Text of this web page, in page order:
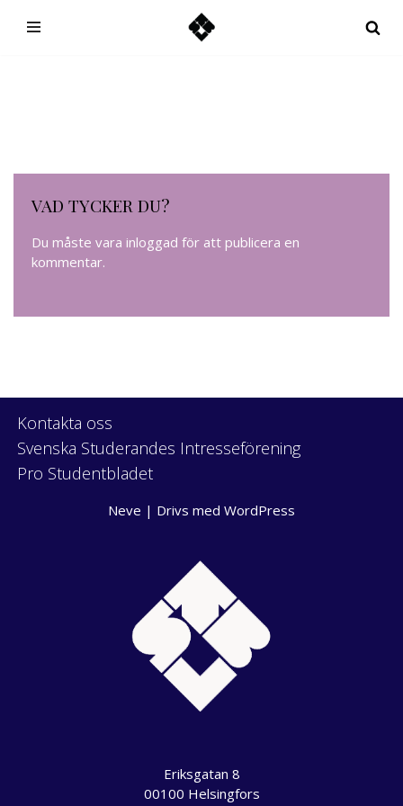
VAD TYCKER DU?
Du måste vara inloggad för att publicera en
kommentar.
Kontakta oss
Svenska Studerandes Intresseförening
Pro Studentbladet
Neve | Drivs med WordPress
Eriksgatan 8
00100 Helsingfors